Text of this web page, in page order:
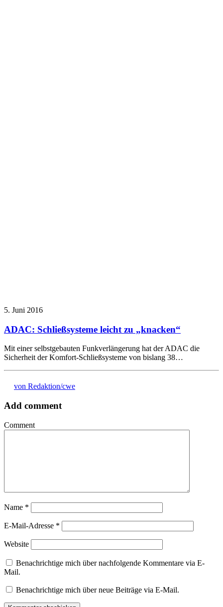
5. Juni 2016
ADAC: Schließsysteme leicht zu „knacken“
Mit einer selbstgebauten Funkverlängerung hat der ADAC die
Sicherheit der Komfort-Schließsysteme von bislang 38…
von Redaktion/cwe
Add comment
Comment
Name *
E-Mail-Adresse *
Website
Benachrichtige mich über nachfolgende Kommentare via E-
Mail.
Benachrichtige mich über neue Beiträge via E-Mail.